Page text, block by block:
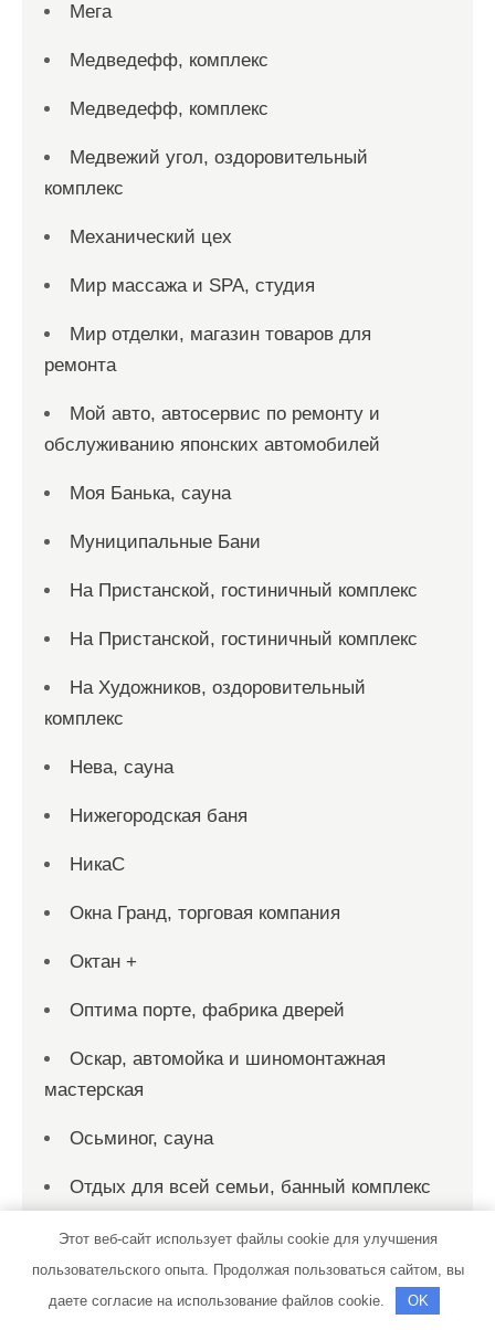
Мега
Медведефф, комплекс
Медведефф, комплекс
Медвежий угол, оздоровительный
комплекс
Механический цех
Мир массажа и SPA, студия
Мир отделки, магазин товаров для
ремонта
Мой авто, автосервис по ремонту и
обслуживанию японских автомобилей
Моя Банька, сауна
Муниципальные Бани
На Пристанской, гостиничный комплекс
На Пристанской, гостиничный комплекс
На Художников, оздоровительный
комплекс
Нева, сауна
Нижегородская баня
НикаС
Окна Гранд, торговая компания
Октан +
Оптима порте, фабрика дверей
Оскар, автомойка и шиномонтажная
мастерская
Осьминог, сауна
Отдых для всей семьи, банный комплекс
Охотничий клуб, Охотничий клуб
Этот веб-сайт использует файлы cookie для улучшения
пользовательского опыта. Продолжая пользоваться сайтом, вы
даете согласие на использование файлов cookie.
OK